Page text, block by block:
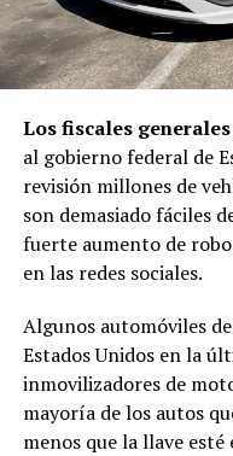
Los fiscales generales
al gobierno federal de
revisión millones de
son demasiado fáciles
fuerte aumento de
en las redes sociales.
Algunos automóviles
Estados Unidos en la
inmovilizadores de
mayoría de los autos
menos que la llave